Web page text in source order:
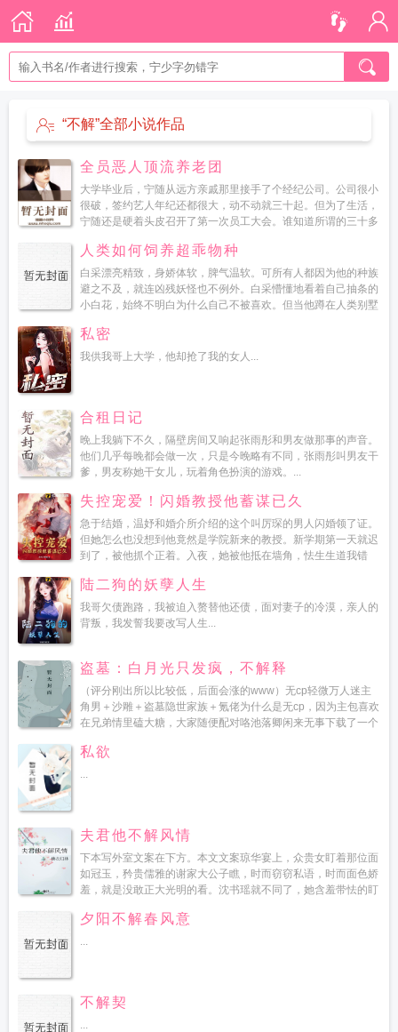
“不解”全部小说作品
全员恶人顶流养老团
大学毕业后，宁随从远方亲戚那里接手了个经纪公司。公司很小
很破，签约艺人年纪还都很大，动不动就三十起。但为了生活，
宁随还是硬着头皮召开了第一次员工大会。谁知道所谓的三十多
就透露出...
人类如何饲养超乖物种
白采漂亮精致，身娇体软，脾气温软。可所有人都因为他的种族
避之不及，就连凶残妖怪也不例外。白采懵懂地看着自己抽条的
小白花，始终不明白为什么自己不被喜欢。但当他蹲在人类别墅
小白花...
私密
我供我哥上大学，他却抢了我的女人...
合租日记
晚上我躺下不久，隔壁房间又响起张雨彤和男友做那事的声音。
他们几乎每晚都会做一次，只是今晚略有不同，张雨彤叫男友干
爹，男友称她干女儿，玩着角色扮演的游戏。...
失控宠爱！闪婚教授他蓄谋已久
急于结婚，温妤和婚介所介绍的这个叫厉琛的男人闪婚领了证。
但她怎么也没想到他竟然是学院新来的教授。新学期第一天就迟
到了，被他抓个正着。入夜，她被他抵在墙角，怯生生道我错
在她...
陆二狗的妖孽人生
我哥欠债跑路，我被迫入赘替他还债，面对妻子的冷漠，亲人的
背叛，我发誓我要改写人生...
盗墓：白月光只发疯，不解释
（评分刚出所以比较低，后面会涨的www）无cp轻微万人迷主
角男＋沙雕＋盗墓隐世家族＋氪佬为什么是无cp，因为主包喜欢
在兄弟情里磕大糖，大家随便配对咯池落卿闲来无事下载了一个
私欲
...
夫君他不解风情
下本写外室文案在下方。本文文案琼华宴上，众贵女盯着那位面
如冠玉，矜贵儒雅的谢家大公子瞧，时而窃窃私语，时而面色娇
羞，就是没敢正大光明的看。沈书瑶就不同了，她含羞带怯的盯
有...
夕阳不解春风意
...
不解契
...